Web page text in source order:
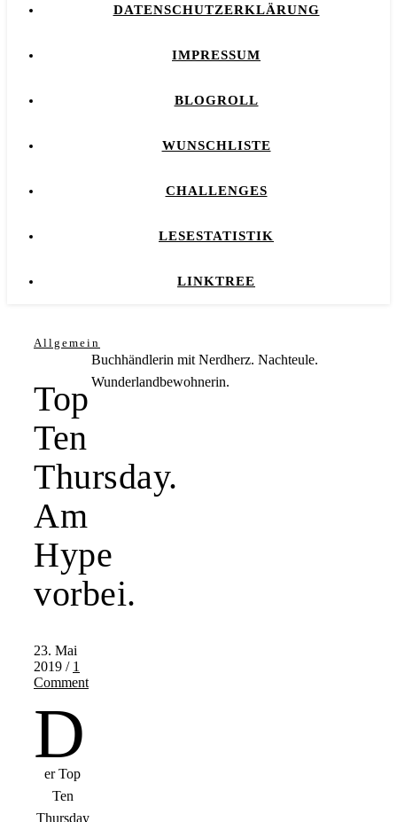
DATENSCHUTZERKLÄRUNG
IMPRESSUM
BLOGROLL
WUNSCHLISTE
CHALLENGES
LESESTATISTIK
LINKTREE
Allgemein
Top
Ten
Thursday.
Am
Hype
vorbei.
23. Mai
2019 / 1
Comment
D
er Top
Ten
Thursday
Buchhändlerin mit Nerdherz. Nachteule.
Wunderlandbewohnerin.